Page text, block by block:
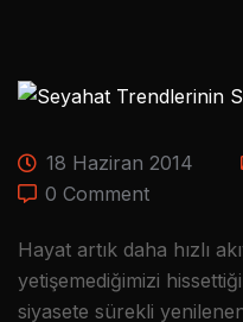
18 Haziran 2014
0 Comment
Hayat artık daha hızlı
yetişemediğimizi
siyasete sürekli